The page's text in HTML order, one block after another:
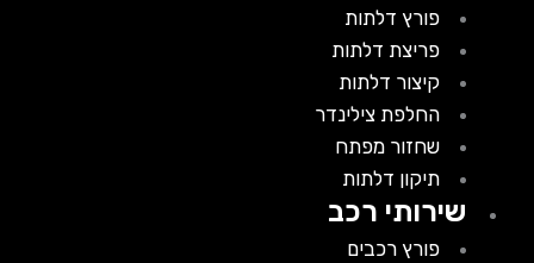
פורץ דלתות
פריצת דלתות
קיצור דלתות
החלפת צילינדר
שחזור מפתח
תיקון דלתות
שירותי רכב
פורץ רכבים